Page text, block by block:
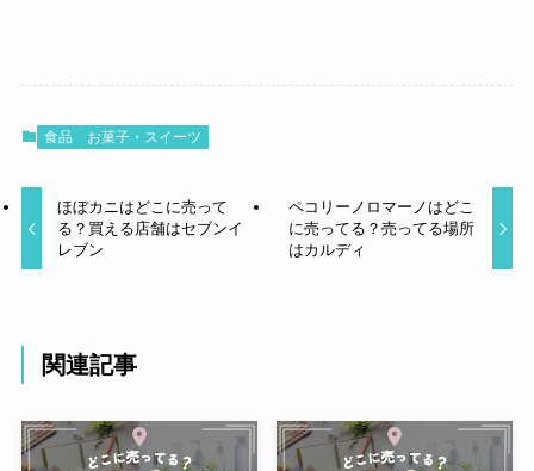
食品 お菓子・スイーツ
ほぼカニはどこに売って
る？買える店舗はセブンイ
レブン
ペコリーノロマーノはどこ
に売ってる？売ってる場所
はカルディ
関連記事